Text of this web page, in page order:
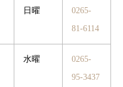
日曜
0265-
81-6114
水曜
0265-
95-3437